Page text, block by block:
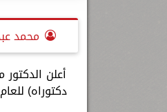
محمد
أعلن
دكتوراه) للعام الجامعي 2025/2026 وعددها 12 جائزة،